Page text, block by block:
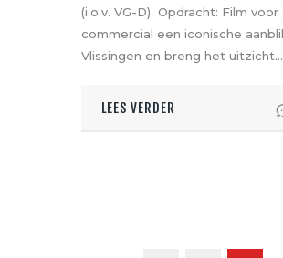
(i.o.v. VG-D) Opdracht: Film voor
commercial een iconische
Vlissingen en breng het uitzicht…
LEES VERDER